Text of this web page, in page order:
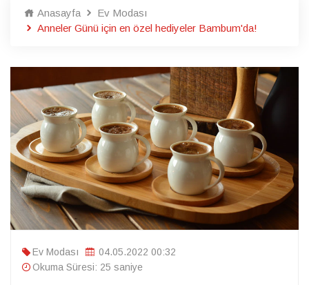
Anasayfa
Ev Modası
Anneler Günü için en özel hediyeler Bambum'da!
Ev Modası
04.05.2022 00:32
Okuma Süresi: 25 saniye